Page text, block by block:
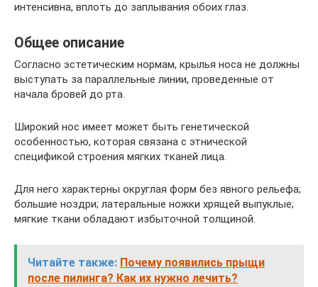
интенсивна, вплоть до заплывания обоих глаз.
Общее описание
Согласно эстетическим нормам, крылья носа не должны
выступать за параллельные линии, проведенные от
начала бровей до рта.
Широкий нос имеет может быть генетической
особенностью, которая связана с этнической
спецификой строения мягких тканей лица.
Для него характерны округлая форм без явного рельефа;
большие ноздри; латеральные ножки хрящей выпуклые;
мягкие ткани обладают избыточной толщиной.
Читайте также: Почему появились прыщи
после пилинга? Как их нужно лечить?